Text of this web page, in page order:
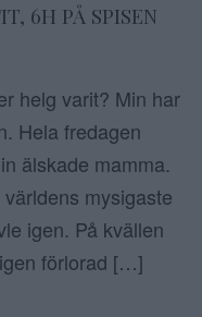
6H PÅ SPISEN
helg varit? Min har
Hela fredagen
älskade mamma.
mysigaste
igen. På kvällen
förlorad […]